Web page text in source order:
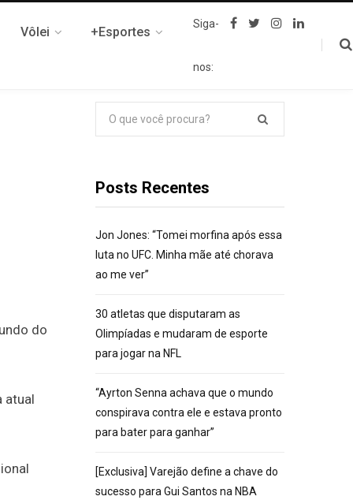
Vôlei +Esportes
Siga-
nos:
F
I
L
do
atual
Pesquisar
por:
Posts Recentes
Jon Jones: “Tomei morfina após essa
luta no UFC. Minha mãe até chorava
ao me ver”
30 atletas que disputaram as
Olimpíadas e mudaram de esporte
para jogar na NFL
“Ayrton Senna achava que o mundo
conspirava contra ele e estava pronto
para bater para ganhar”
[Exclusiva] Varejão define a chave do
sucesso para Gui Santos na NBA